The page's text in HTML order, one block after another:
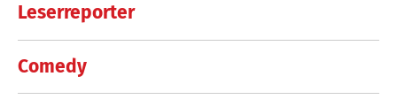
Leserreporter
Comedy